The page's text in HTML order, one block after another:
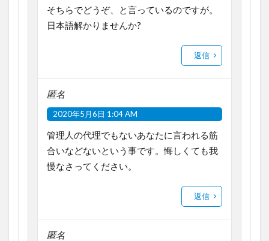
そちらでどうぞ、と言っているのですが。
日本語解かりませんか?
返信
匿名
2020年5月6日 1:04 AM
管理人の代理でもないあなたに言われる筋
合いなどないという事です。悔しくても我
慢なさってください。
返信
匿名